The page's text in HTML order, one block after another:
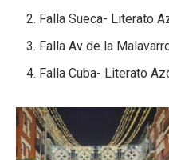
Falla Sueca- Literato
Falla Av de la
Falla Cuba- Literato